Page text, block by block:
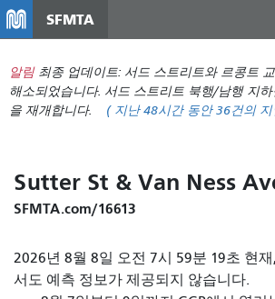
텐
츠
로
뛰
SFMTA
알림 최종 업데이트: 서드 스트리트와 르콩트
해소되었습니다. 서드 스트리트 북행/남행 지
을 재개합니다.
( 지난 48시간 동안36건의
Sutter St & Van Ness
SFMTA.com/16613
2026년 8월 8일 오전 7시 59분 19초 현
서도 예측 정보가 제공되지 않습니다.